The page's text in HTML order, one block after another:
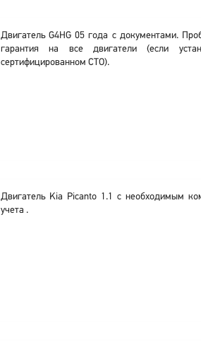
Двигатель G4HG 05 года с документами.
гарантия на все двигатели (если
сертифицированном СТО).
Двигатель Kia Picanto 1.1 с необходимым
учета .